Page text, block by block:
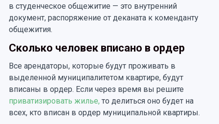
в студенческое общежитие — это внутренний
документ, распоряжение от деканата к коменданту
общежития.
Сколько человек вписано в ордер
Все арендаторы, которые будут проживать в
выделенной муниципалитетом квартире, будут
вписаны в ордер. Если через время вы решите
приватизировать жилье, то делиться оно будет на
всех, кто вписан в ордер муниципальной квартиры.